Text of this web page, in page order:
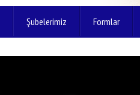
Şubelerimiz Formlar